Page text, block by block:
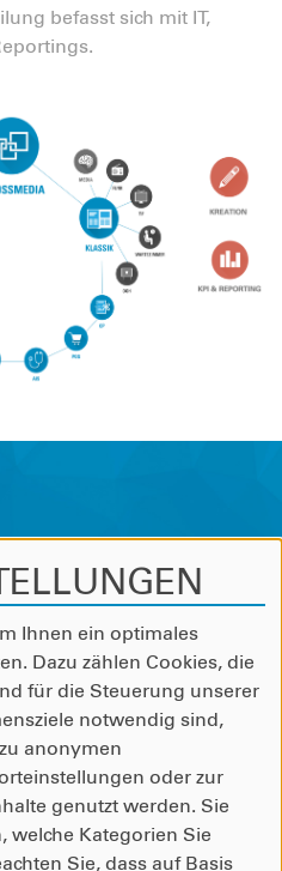
befasst sich mit IT,
Ihnen ein optimales
Dazu zählen Cookies, die
für die Steuerung unserer
notwendig sind,
anonymen
oder zur
genutzt werden. Sie
welche Kategorien Sie
Sie, dass auf Basis